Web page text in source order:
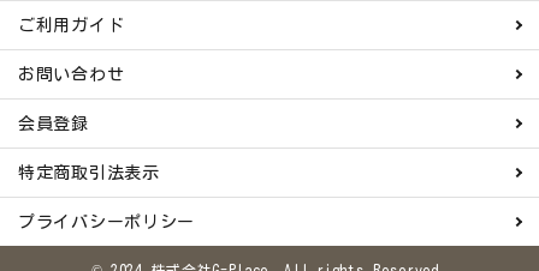
ご利用ガイド
お問い合わせ
会員登録
特定商取引法表示
プライバシーポリシー